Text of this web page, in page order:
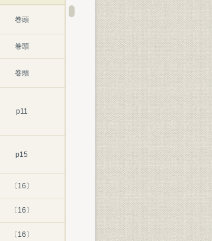
巻頭
巻頭
巻頭
p11
p15
〔16〕
〔16〕
〔16〕